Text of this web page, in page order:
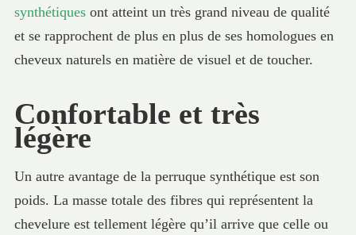
synthétiquesont atteint un très grand niveau de qualité
et se rapprochent de plus en plus de ses homologues en
cheveux naturels en matière de visuel et de toucher.
Confortable et très
légère
Un autre avantage de la perruque synthétique est son
poids. La masse totale des fibres qui représentent la
chevelure est tellement légère qu’il arrive que celle ou